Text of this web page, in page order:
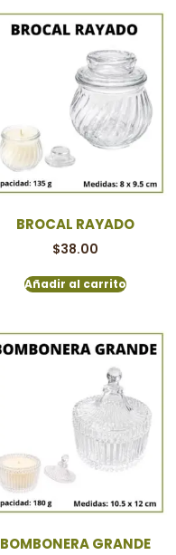
BROCAL RAYADO
$38.00
Añadir al carrito
BOMBONERA GRANDE